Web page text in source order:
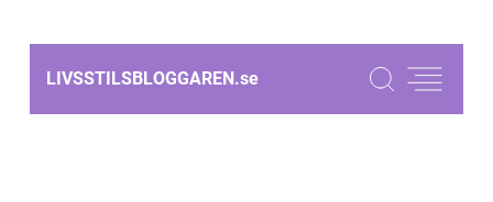
LIVSSTILSBLOGGAREN.se